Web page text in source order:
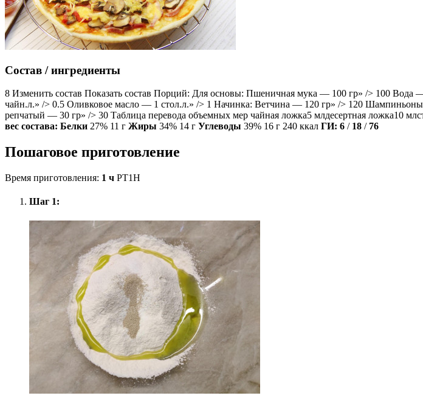
Состав / ингредиенты
8 Изменить состав Показать состав Порций: Для основы: Пшеничная мука — 100 гр» /> 100
чайн.л.» /> 0.5 Оливковое масло — 1 стол.л.» /> 1 Начинка: Ветчина — 120 гр» /> 120
репчатый — 30 гр» /> 30 Таблица перевода объемных мер чайная ложка5 млдесертная ложка10
вес состава: Белки 27% 11 г Жиры 34% 14 г Углеводы 39% 16 г 240 ккал ГИ: 6 / 18 / 76
Пошаговое приготовление
Время приготовления: 1 ч PT1H
Шаг 1: